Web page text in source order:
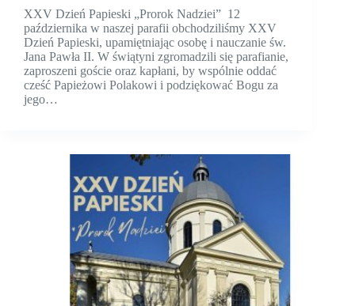
XXV Dzień Papieski „Prorok Nadziei” 12
października w naszej parafii obchodziliśmy XXV
Dzień Papieski, upamiętniając osobę i nauczanie św.
Jana Pawła II. W świątyni zgromadzili się parafianie,
zaproszeni goście oraz kapłani, by wspólnie oddać
cześć Papieżowi Polakowi i podziękować Bogu za
jego…